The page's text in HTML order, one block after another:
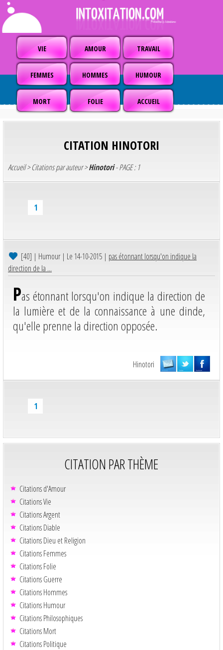
VIE AMOUR TRAVAIL
FEMMES HOMMES HUMOUR
MORT FOLIE ACCUEIL
CITATION HINOTORI
Accueil>Citations par auteur>Hinotori- PAGE : 1
1
[40] | Humour | Le 14-10-2015 | pas étonnant lorsqu'on indique la
direction de la ...
Pas étonnant lorsqu'on indique la direction de
la lumière et de la connaissance à une dinde,
qu'elle prenne la direction opposée.
Hinotori
1
CITATION PAR THÈME
Citations d'Amour
Citations Vie
Citations Argent
Citations Diable
Citations Dieu et Religion
Citations Femmes
Citations Folie
Citations Guerre
Citations Hommes
Citations Humour
Citations Philosophiques
Citations Mort
Citations Politique